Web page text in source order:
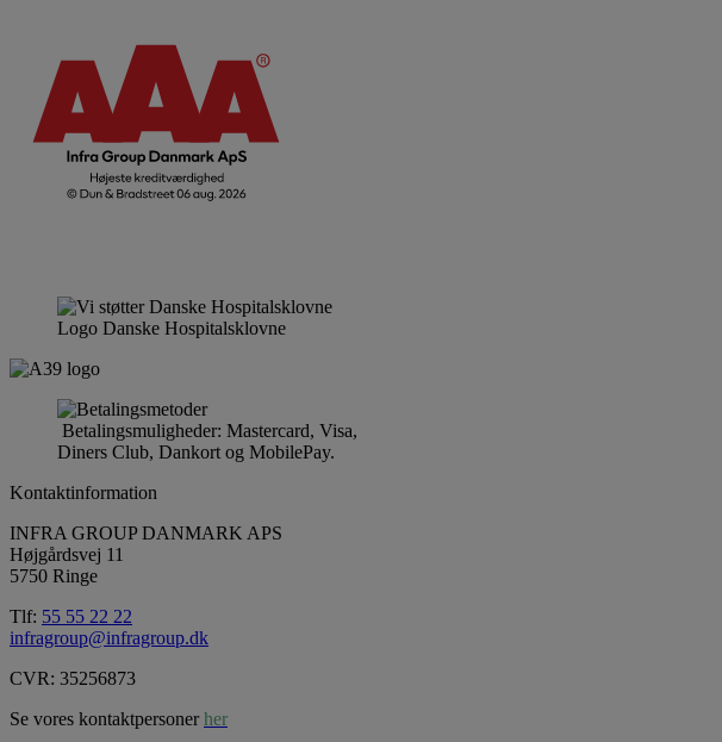
Logo Danske Hospitalsklovne
Betalingsmuligheder: Mastercard, Visa,
Diners Club, Dankort og MobilePay.
Kontaktinformation
INFRA GROUP DANMARK APS
Højgårdsvej 11
5750 Ringe
Tlf: 55 55 22 22
infragroup@infragroup.dk
CVR: 35256873
Se vores kontaktpersonerher